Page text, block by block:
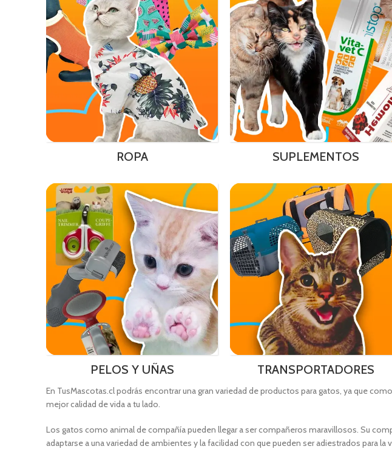
ROPA SUPLEMENTOS
PELOS Y UÑAS TRANSPORTADORES
En TusMascotas.cl podrás encontrar una gran variedad de productos para gatos, ya que
mejor calidad de vida a tu lado.
Los gatos como animal de compañía pueden llegar a ser compañeros maravillosos. Su
adaptarse a una variedad de ambientes y la facilidad con que pueden ser adiestrados para